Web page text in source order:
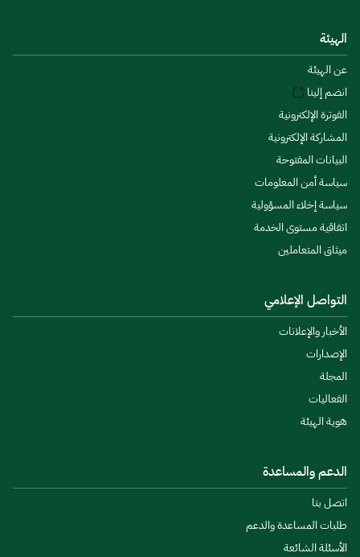
الهيئة
عن الهيئة
انضم إلينا
الفوترة الإلكترونية
المشاركة الإلكترونية
البيانات المفتوحة
سياسة أمن المعلومات
سياسة إخلاء المسؤولية
اتفاقية مستوى الخدمة
ميثاق المتعاملين
التواصل الإعلامي
الأخبار والإعلانات
الإصدارات
المجلة
الفعاليات
هوية الهيئة
الدعم والمساعدة
اتصل بنا
طلبات المساعدة والدعم
الأسئلة الشائعة